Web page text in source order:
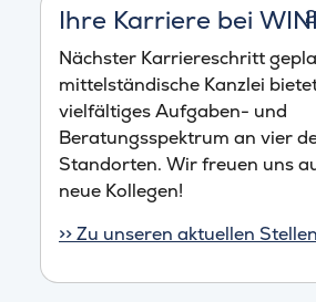
Ihre Karriere bei
Nächster Karriereschritt
mittelständische Kanzlei
vielfältiges Aufgaben- und
Beratungsspektrum an vier
Standorten. Wir freuen uns
neue Kollegen!
>> Zu unseren aktuellen